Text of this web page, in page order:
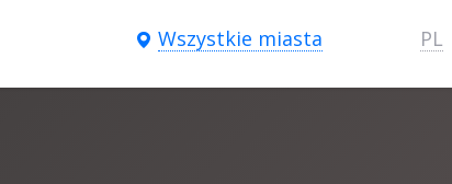
Wszystkie miasta PL